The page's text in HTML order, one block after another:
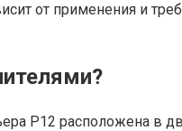
от применения и
P12 расположена в